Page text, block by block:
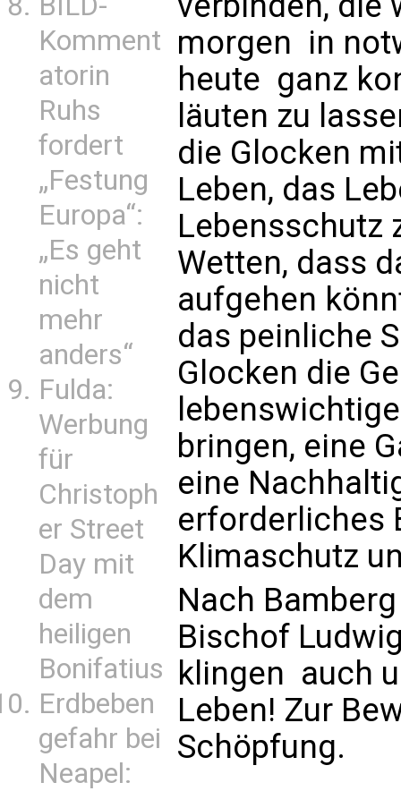
Komment
atorin
Ruhs
fordert
„Festung
Europa“:
„Es geht
nicht
mehr
anders“
Fulda:
Werbung
für
Christoph
er Street
Day mit
dem
heiligen
Bonifatius
Erdbeben
gefahr bei
Neapel:
morgen  in
heute  ganz
läuten zu
die Glocken
Leben, das
Lebensschutz
Wetten, dass
aufgehen
das peinliche
Glocken die
bringen, eine
eine
erforderliches
Klimaschutz
Nach
Bischof
klingen  auch
Leben! Zur
Schöpfung.